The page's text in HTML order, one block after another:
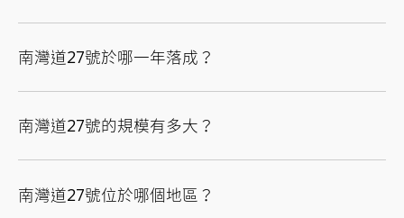
南灣道27號於哪一年落成？
南灣道27號的規模有多大？
南灣道27號位於哪個地區？